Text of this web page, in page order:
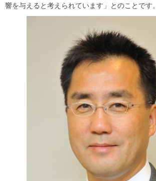
響を与えると考えられています」とのことです。